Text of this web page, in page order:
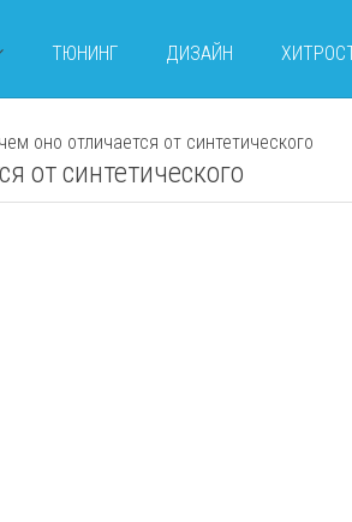
ТЮНИНГ ДИЗАЙН
оно отличается от синтетического
от синтетического